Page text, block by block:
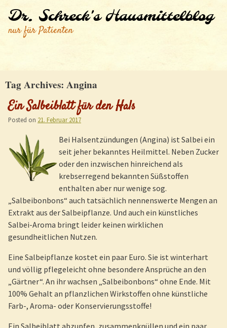
Dr. Schreck's Hausmittelblog
nur für Patienten
Tag Archives: Angina
Ein Salbeiblatt für den Hals
Posted on 21. Februar 2017
Bei Halsentzündungen (Angina) ist Salbei ein
seit jeher bekanntes Heilmittel. Neben Zucker
oder den inzwischen hinreichend als
krebserregend bekannten Süßstoffen
enthalten aber nur wenige sog.
„Salbeibonbons“ auch tatsächlich nennenswerte Mengen an
Extrakt aus der Salbeipflanze. Und auch ein künstliches
Salbei-Aroma bringt leider keinen wirklichen
gesundheitlichen Nutzen.
Eine Salbeipflanze kostet ein paar Euro. Sie ist winterhart
und völlig pflegeleicht ohne besondere Ansprüche an den
„Gärtner“. An ihr wachsen „Salbeibonbons“ ohne Ende. Mit
100% Gehalt an pflanzlichen Wirkstoffen ohne künstliche
Farb-, Aroma- oder Konservierungsstoffe!